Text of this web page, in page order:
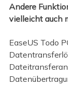
Andere
vielleicht auch
EaseUS Todo